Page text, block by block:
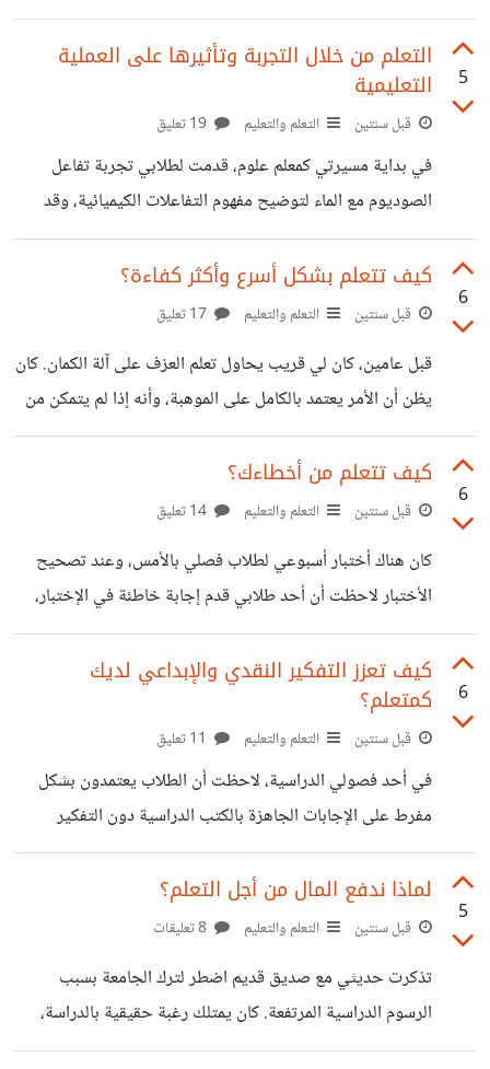
اختيار منطقي لتأمين مستقبلهم، لكن هل يستحق التضحية
بشيء تحب فعله؟ الشغف قد لا يأتي بسرعة، قد تحتاج إلى
تجربة مجالات متعددة قبل أن تجد ما يناسبك. ولكن إذا التحقت
بتخصص لا تحبه، هل تتركه؟ الأمر يعتمد على مدى تأثيره على
حياتك. قد يكون من الأفضل محاولة تكييف ميولك داخل نفس
المجال، أو استكشاف فرص بديلة خارج التعلم الأكاديمي. لذا
5
التعلم من خلال التجربة وتأثيرها على العملية
التعليمية
قبل سنتين التعلم والتعليم
في بداية مسيرتي كمعلم علوم، قدمت لطلابي تجربة تفاعل
الصوديوم مع الماء لتوضيح مفهوم التفاعلات الكيميائية، وقد
تفاعل الطلاب مع التجربة بشكل جيد، ولم يجد أحد صعوبة في
فهم المفهوم من خلال المشاهدة المباشرة للتجربة. التجارب
برأيي، تمنح الطلاب فرصة لاستكشاف المفاهيم بأنفسهم، وتجعل
خلال التجربة؟ هل أثرت على فهمكم للمواضيع بشكل أفضل؟
6
كيف تتعلم بشكل أسرع وأكثر كفاءة؟
قبل سنتين التعلم والتعليم
قبل عامين، كان لي قريب يحاول تعلم العزف على آلة الكمان. كان
يظن أن الأمر يعتمد بالكامل على الموهبة، وأنه إذا لم يتمكن من
التعلم بسرعة، فهذا يعني أنه ليس موهوباً. لكن بعد محاولات
متكررة، بدأ يفهم أن السر لم يكن في الموهبة الفطرية، بل في
كيفية تقسيم المهام الصعبة إلى أجزاء أصغر والتركيز على كل
السريع يعتمد على الموهبة فقط؟ أم أن هناك عوامل أخرى، مثل
الصبر، والتكرار،
6
كيف تتعلم من أخطاءك؟
قبل سنتين التعلم والتعليم
كان هناك أختبار أسبوعي لطلاب فصلي بالأمس، وعند تصحيح
الأختبار لاحظت أن أحد طلابي قدم إجابة خاطئة في الإختبار،
وعندما ناقشنا كيف توصل إلى تلك الإجابة، اكتشفنا أنه كان يفكر
بطريقة إبداعية ولكن في الاتجاه الخطأ والتي قادته إلى هذة
الإجابة. التعلم من الأخطاء لا يتعلق فقط بتصحيحها، بل بفهم ما
قادك إليها. هل تتفق أن تحليل الخطأ أهم من مجرد تجنبه في
المستقبل؟ وكيف يمكنك التعلم من أخطاءك؟
6
كيف تعزز التفكير النقدي والإبداعي لديك
كمتعلم؟
قبل سنتين التعلم والتعليم
في أحد فصولي الدراسية، لاحظت أن الطلاب يعتمدون بشكل
مفرط على الإجابات الجاهزة بالكتب الدراسية دون التفكير
النقدي. لتغيير ذلك، طرحت عليهم سؤالاً مفتوحاً يتطلب تحليل
وجهات نظر متعددة حول قضية بيئية. الأسئلة المفتوحة دفعتهم
للنقاش واستخدام الخيال لحل المشكلة. وركزت على توجيه
هذه الاستراتيجية فتحت عيونهم على أهمية التفكير النقدي
والإبداعي. من وجهة نظرك، كيف تعزز التفكير النقدي والإبداعي
لديك كمتعلم؟
5
لماذا ندفع المال من أجل التعلم؟
قبل سنتين التعلم والتعليم
تذكرت حديثي مع صديق قديم اضطر لترك الجامعة بسبب
الرسوم الدراسية المرتفعة. كان يمتلك رغبة حقيقية بالدراسة،
لكن تكلفة التعليم كانت أكبر من طاقته. هنا بدأ التساؤل: لماذا